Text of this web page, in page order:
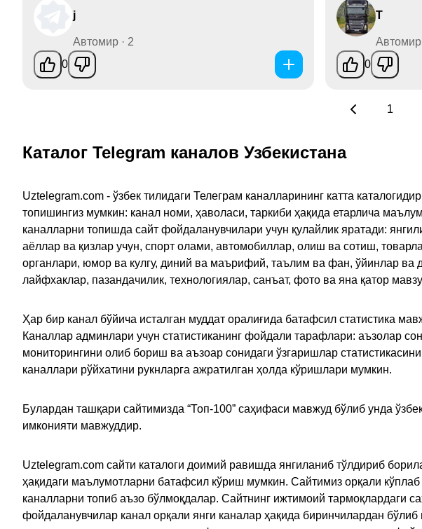
j
Автомир · 2
0
T
Автомир
0
1
Каталог Telegram каналов Узбекистана
Uztelegram.com - ўзбек тилидаги Телеграм каналларининг катта
топишингиз мумкин: канал номи, ҳаволаси, таркиби ҳақида етарлича
каналларни топишда сайт фойдаланувчилари учун қулайлик яратади:
аёллар ва қизлар учун, спорт олами, автомобиллар, олиш ва сотиш,
органлари, юмор ва кулгу, диний ва маърифий, таълим ва фан, ўйинлар
лайфхаклар, пазандачилик, технологиялар, санъат, фото ва яна қатор
Ҳар бир канал бўйича исталган муддат оралиғида батафсил статистика
Каналлар админлари учун статистиканинг фойдали тарафлари: аъзолар
мониторингини олиб бориш ва аъзоар сонидаги ўзгаришлар
каналлари рўйхатини рукнларга ажратилган ҳолда кўришлари мумкин.
Булардан ташқари сайтимизда “Топ-100” саҳифаси мавжуд бўлиб унда
имконияти мавжуддир.
Uztelegram.com сайти каталоги доимий равишда янгиланиб тўлдириб
ҳақидаги маълумотларни батафсил кўриш мумкин. Сайтимиз орқали
каналларни топиб аъзо бўлмоқдалар. Сайтнинг ижтимоий тармоқлардаги
фойдаланувчилар канал орқали янги каналар ҳақида биринчилардан